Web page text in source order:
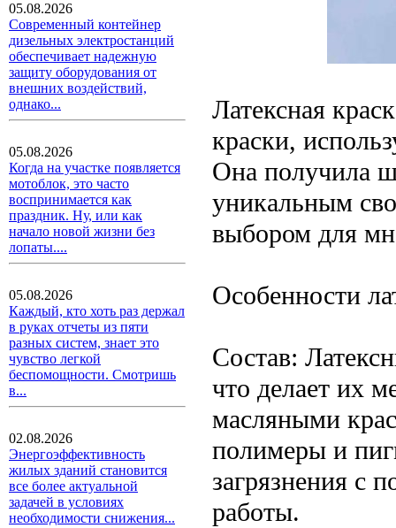
05.08.2026
Современный контейнер
дизельных электростанций
обеспечивает надежную
защиту оборудования от
внешних воздействий,
однако...
05.08.2026
Когда на участке появляется
мотоблок, это часто
воспринимается как
праздник. Ну, или как
начало новой жизни без
лопаты....
05.08.2026
Каждый, кто хоть раз держал
в руках отчеты из пяти
разных систем, знает это
чувство легкой
беспомощности. Смотришь
в...
02.08.2026
Энергоэффективность
жилых зданий становится
все более актуальной
задачей в условиях
необходимости снижения...
Латексная
краски,
Она получила
уникальным
выбором для
Особенности
Состав:
что делает их
масляными
полимеры и
загрязнения с
работы.